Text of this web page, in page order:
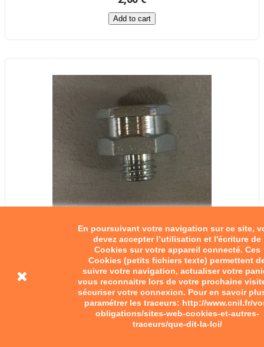
En poursuivant votre navigation sur ce site,
devez accepter l’utilisation et l'écriture de
Cookies sur votre appareil connecté. Ces
Cookies (petits fichiers texte) permettent
suivre votre navigation, actualiser votre
vous reconnaitre lors de votre prochaine
sécuriser votre connexion. Pour en savoir
paramétrer les traceurs: http://www.cnil.fr/
obligations/sites-web-cookies-et-autres-
traceurs/que-dit-la-loi/
Add to cart
Graisseur 6-100
4,50 €
Add to cart